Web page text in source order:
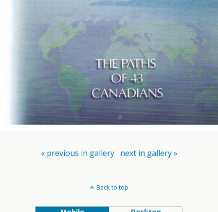
« previous in gallery next in gallery »
Back to top